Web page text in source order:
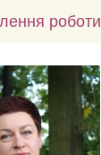
роботи